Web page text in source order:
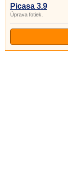
Picasa 3.9
Úprava fotiek.